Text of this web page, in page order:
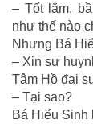
– Tốt lắm,
như thế nào
Nhưng Bá
– Xin sư
Tâm Hồ đại
– Tại sao?
Bá Hiểu Sinh